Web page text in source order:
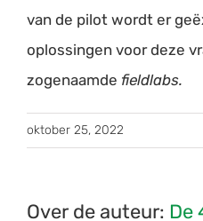
van de pilot wordt er
oplossingen voor deze
zogenaamde fieldlabs.
oktober 25, 2022
Over de auteur: De